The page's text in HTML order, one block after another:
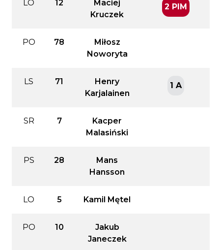
LO 12
Maciej
Kruczek
2 PIM
PO 78
Miłosz
Noworyta
LS 71
Henry
Karjalainen
1 A
SR 7
Kacper
Malasiński
PS 28
Mans
Hansson
LO 5 Kamil Mętel
PO 10
Jakub
Janeczek